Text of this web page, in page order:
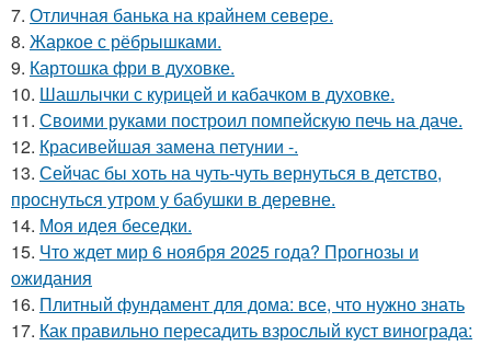
7. Отличная банька на крайнем севере.
8. Жаркое с рёбрышками.
9. Картошка фри в духовке.
10. Шашлычки с курицей и кабачком в духовке.
11. Своими руками построил помпейскую печь на даче.
12. Красивейшая замена петунии -.
13. Сейчас бы хоть на чуть-чуть вернуться в детство,
проснуться утром у бабушки в деревне.
14. Моя идея беседки.
15. Что ждет мир 6 ноября 2025 года? Прогнозы и
ожидания
16. Плитный фундамент для дома: все, что нужно знать
17. Как правильно пересадить взрослый куст винограда: